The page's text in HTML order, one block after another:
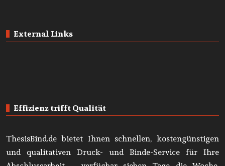
External Links
Effizienz trifft Qualität
ThesisBind.de bietet Ihnen schnellen, kostengünstigen
und qualitativen Druck- und Binde-Service für Ihre